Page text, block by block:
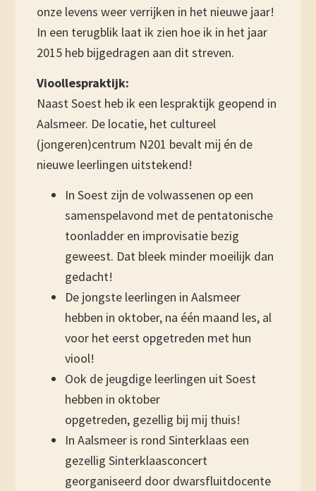
onze levens weer verrijken in het nieuwe jaar!
In een terugblik laat ik zien hoe ik in het jaar
2015 heb bijgedragen aan dit streven.
Vioollespraktijk:
Naast Soest heb ik een lespraktijk geopend in
Aalsmeer. De locatie, het cultureel
(jongeren)centrum N201 bevalt mij én de
nieuwe leerlingen uitstekend!
In Soest zijn de volwassenen op een
samenspelavond met de pentatonische
toonladder en improvisatie bezig
geweest. Dat bleek minder moeilijk dan
gedacht!
De jongste leerlingen in Aalsmeer
hebben in oktober, na één maand les, al
voor het eerst opgetreden met hun
viool!
Ook de jeugdige leerlingen uit Soest
hebben in oktober
opgetreden, gezellig bij mij thuis!
In Aalsmeer is rond Sinterklaas een
gezellig Sinterklaasconcert
georganiseerd door dwarsfluitdocente